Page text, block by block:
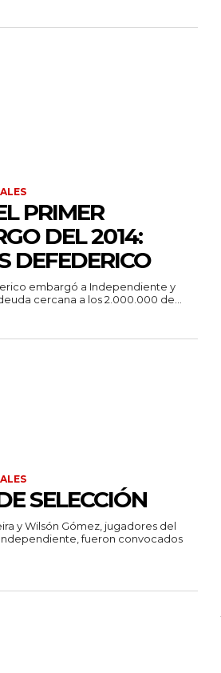
PRIMER
DEL 2014:
DEFEDERICO
embargó a Independiente y
cercana a los 2.000.000 de...
SELECCIÓN
y Wilsón Gómez, jugadores del
fueron convocados